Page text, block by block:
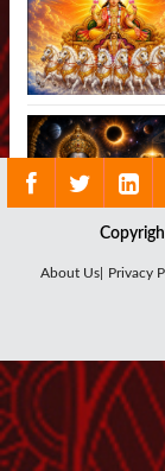
About Us| Privacy